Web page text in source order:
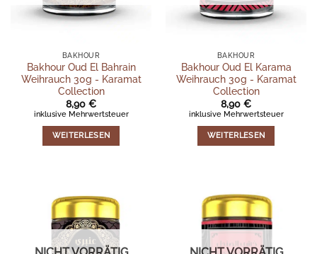
BAKHOUR
Bakhour Oud El Bahrain
Weihrauch 30g - Karamat
Collection
8,90 €
inklusive Mehrwertsteuer
WEITERLESEN
BAKHOUR
Bakhour Oud El Karama
Weihrauch 30g - Karamat
Collection
8,90 €
inklusive Mehrwertsteuer
WEITERLESEN